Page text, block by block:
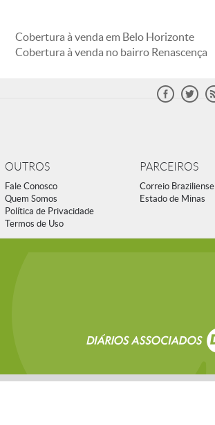
Cobertura à venda em Belo Horizonte
Cobertura à venda no bairro Renascença
OUTROS
Fale Conosco
Quem Somos
Política de Privacidade
Termos de Uso
PARCEIROS
Correio Braziliense
Estado de Minas